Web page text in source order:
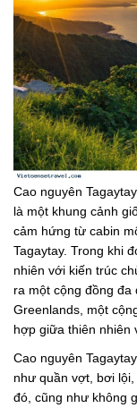
Cao nguyên
là một khung cảnh
cảm hứng từ cabin
Tagaytay. Trong khi
nhiên với kiến ​​trúc
ra một cộng đồng
Greenlands, một
hợp giữa thiên nhiên
Cao nguyên
như quần vợt, bơi
đó, cũng như không